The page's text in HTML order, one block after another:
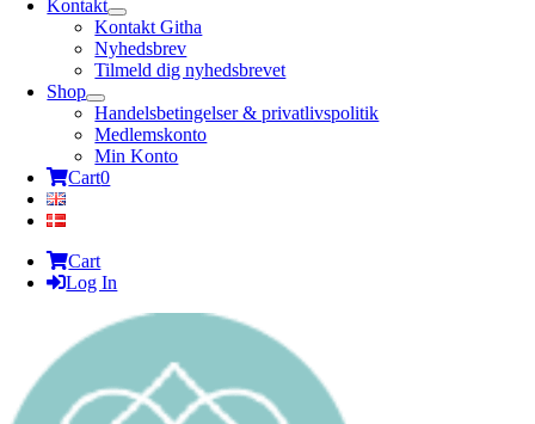
Kontakt
Kontakt Githa
Nyhedsbrev
Tilmeld dig nyhedsbrevet
Shop
Handelsbetingelser & privatlivspolitik
Medlemskonto
Min Konto
Cart0
Cart
Log In